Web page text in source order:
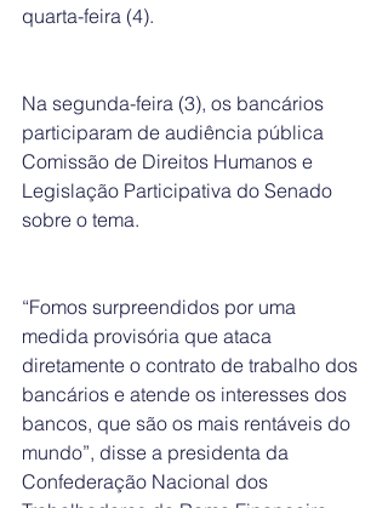
quarta-feira (4).
Na segunda-feira (3), os bancários
participaram de audiência pública
Comissão de Direitos Humanos e
Legislação Participativa do Senado
sobre o tema.
“Fomos surpreendidos por uma
medida provisória que ataca
diretamente o contrato de trabalho dos
bancários e atende os interesses dos
bancos, que são os mais rentáveis do
mundo”, disse a presidenta da
Confederação Nacional dos